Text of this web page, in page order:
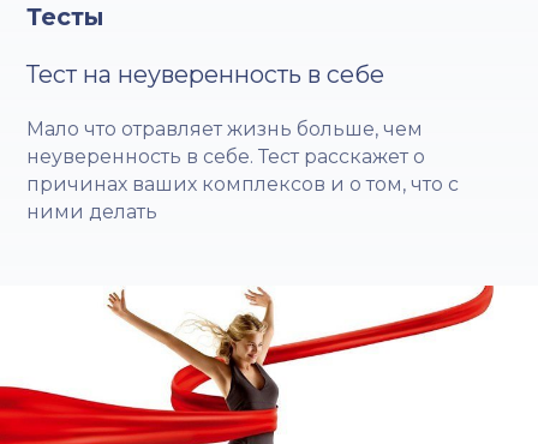
Тесты
Тест на неуверенность в себе
Мало что отравляет жизнь больше, чем
неуверенность в себе. Тест расскажет о
причинах ваших комплексов и о том, что с
ними делать